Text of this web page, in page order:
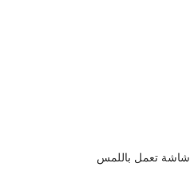
شاشة تعمل باللمس